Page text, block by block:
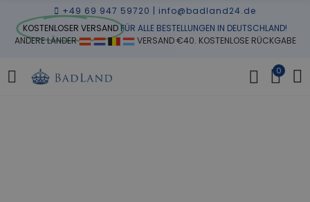
+49 69 947 59720 | info@badland24.de
KOSTENLOSER VERSANDFÜR ALLE BESTELLUNGEN IN DEUTSCHLAND!
ANDERE LÄNDER
VERSAND €40. KOSTENLOSE RÜCKGABE
0